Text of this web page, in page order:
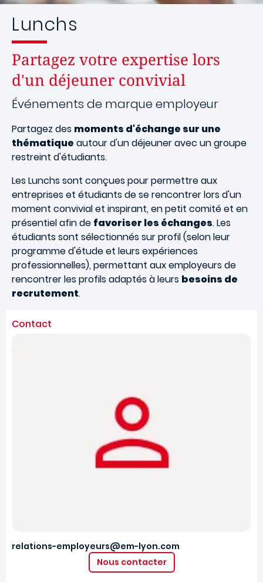
Lunchs
Partagez votre expertise lors
d'un déjeuner convivial
Événements de marque employeur
Partagez des moments d'échange sur une
thématique autour d'un déjeuner avec un groupe
restreint d'étudiants.
Les Lunchs sont conçues pour permettre aux
entreprises et étudiants de se rencontrer lors d'un
moment convivial et inspirant, en petit comité et en
présentiel afin de favoriser les échanges. Les
étudiants sont sélectionnés sur profil (selon leur
programme d'étude et leurs expériences
professionnelles), permettant aux employeurs de
rencontrer les profils adaptés à leurs besoins de
recrutement.
Contact
relations-employeurs@em-lyon.com
Nous contacter